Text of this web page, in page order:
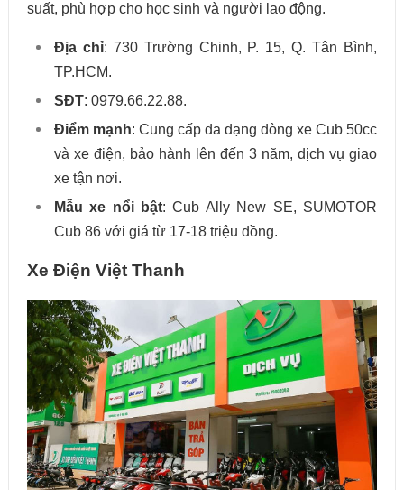
suất, phù hợp cho học sinh và người lao động.
Địa chỉ: 730 Trường Chinh, P. 15, Q. Tân Bình,
TP.HCM.
SĐT: 0979.66.22.88.
Điểm mạnh: Cung cấp đa dạng dòng xe Cub 50cc
và xe điện, bảo hành lên đến 3 năm, dịch vụ giao
xe tận nơi.
Mẫu xe nổi bật: Cub Ally New SE, SUMOTOR
Cub 86 với giá từ 17-18 triệu đồng.
Xe Điện Việt Thanh